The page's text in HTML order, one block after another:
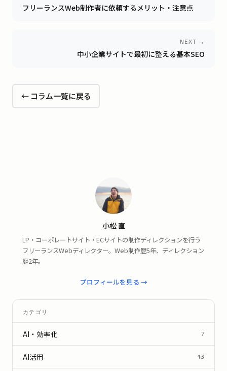
フリーランスWeb制作者に依頼するメリット・注意点
NEXT →
中小企業サイトで最初に整える基本SEO
← コラム一覧に戻る
小松 直
LP・コーポレートサイト・ECサイトの制作ディレクションを行う
フリーランスWebディレクター。Web制作歴5年、ディレクション
歴2年。
プロフィールを見る →
カテゴリ
AI・効率化 7
AI活用 13